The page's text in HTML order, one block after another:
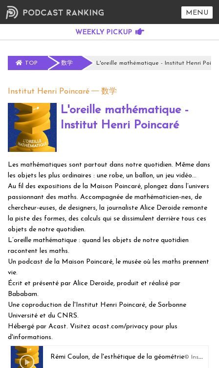
MENU
TOP 数学 L'oreille mathématique - Institut Henri
Institut Henri Poincaré 数学
L'oreille mathématique -
Institut Henri Poincaré
Les mathématiques sont partout dans notre quotidien. Même dans
les objets les plus ordinaires : une robe, un ballon, un jeu vidéo…
Au fil des expositions de la Maison Poincaré, plongez dans l’univers
passionnant des maths. Accompagnée de mathématicien-nes, de
chercheur-euses, de designers, la journaliste Alice Deroide remonte
la piste des formes, des calculs qui se dissimulent derrière tous ces
objets de notre quotidien.
L’oreille mathématique : quand les objets de notre quotidien
racontent les maths.
Un podcast de la Maison Poincaré, le musée où les maths prennent
vie.
Écrit et présenté par Alice Deroide, produit et réalisé par
Bababam.
Une coproduction de l'Institut Henri Poincaré, de Sorbonne
Université et du CNRS.
Hébergé par Acast. Visitez acast.com/privacy pour plus
d'informations.
Rémi Coulon, de l'esthétique de la géométrie© Institut Henri Poincaré - CNRS - Sorbonne Université